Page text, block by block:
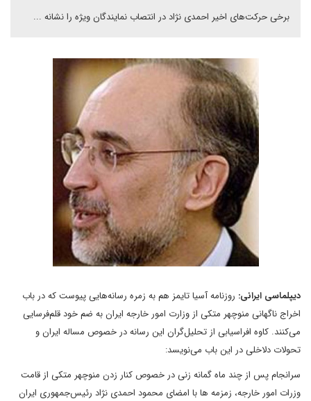
برخى حرکت‌هاى اخير احمدى نژاد در انتصاب نمايندگان ويژه را نشانه ...
دیپلماسی ایرانی: روزنامه آسيا تايمز هم به زمره رسانه‌هايى پيوست که در باب
اخراج ناگهانى منوچهر متکى از وزارت امور خارجه ايران به ضم خود قلم‌فرسايى
مى‌کنند. کاوه افراسيابى از تحليل‌گران اين رسانه در خصوص مساله ايران و
تحولات دلاخلى در اين باب مى‌نويسد:
سرانجام پس از چند ماه گمانه زنى در خصوص کنار زدن منوچهر متکى از قامت
وزرات امور خارجه، زمزمه ها با امضاى محمود احمدى نژاد رئيس‌جمهورى ايران